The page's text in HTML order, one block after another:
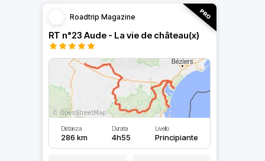
Roadtrip Magazine
RT n°23 Aude - La vie de château(x)
Distanza
286 km
Durata
4h55
Livello
Principiante